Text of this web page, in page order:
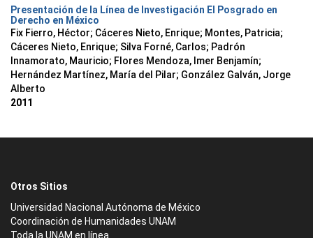
Presentación de la Línea de Investigación El Posgrado en
Derecho en México
Fix Fierro, Héctor; Cáceres Nieto, Enrique; Montes, Patricia;
Cáceres Nieto, Enrique; Silva Forné, Carlos; Padrón
Innamorato, Mauricio; Flores Mendoza, Imer Benjamín;
Hernández Martínez, María del Pilar; González Galván, Jorge
Alberto
2011
Otros Sitios
Universidad Nacional Autónoma de México
Coordinación de Humanidades UNAM
Toda la UNAM en línea